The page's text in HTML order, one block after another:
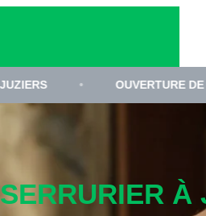
• OUVERTURE DE PORTE
SERRURIER À